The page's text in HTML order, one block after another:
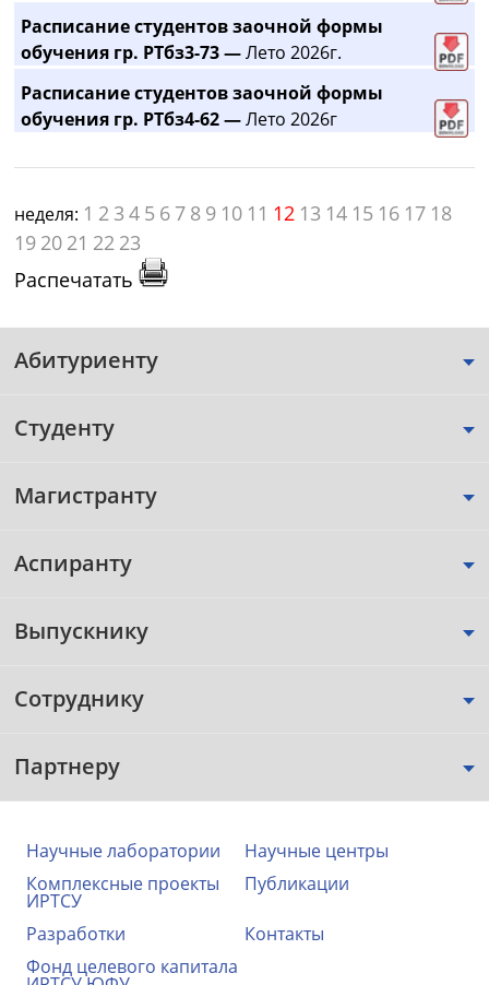
Расписание студентов заочной формы
обучения гр. РТбз3-73 —Лето 2026г.
Расписание студентов заочной формы
обучения гр. РТбз4-62 —Лето 2026г
неделя: 1 2 3 4 5 6 7 8 9 10 11 12 13 14 15 16 17 18
19 20 21 22 23
Распечатать
Абитуриенту
Студенту
Магистранту
Аспиранту
Выпускнику
Сотруднику
Партнеру
Научные лаборатории
Научные центры
Комплексные проекты
ИРТСУ
Публикации
Разработки
Контакты
Фонд целевого капитала